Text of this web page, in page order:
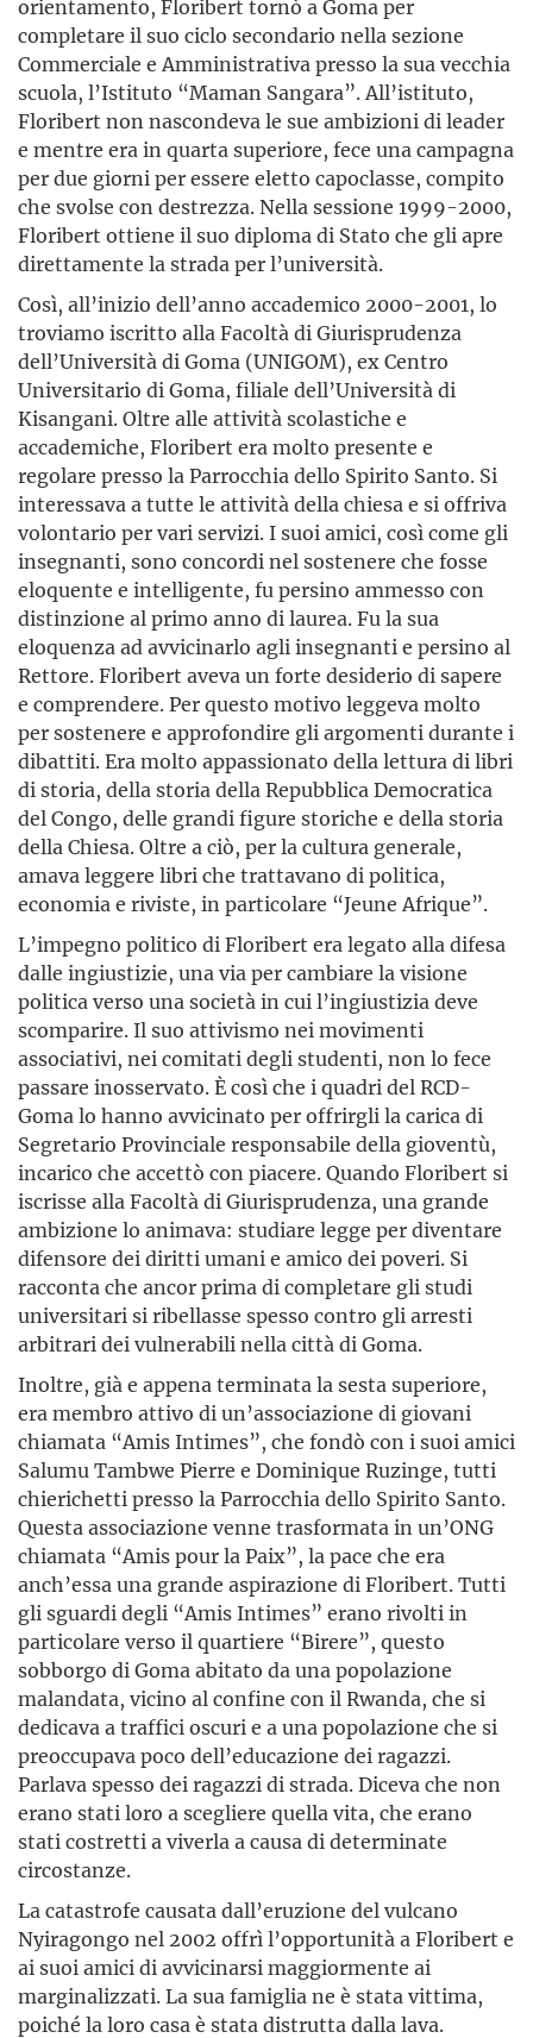
orientamento, Floribert tornò a Goma per
completare il suo ciclo secondario nella sezione
Commerciale e Amministrativa presso la sua vecchia
scuola, l’Istituto “Maman Sangara”. All’istituto,
Floribert non nascondeva le sue ambizioni di leader
e mentre era in quarta superiore, fece una campagna
per due giorni per essere eletto capoclasse, compito
che svolse con destrezza. Nella sessione 1999-2000,
Floribert ottiene il suo diploma di Stato che gli apre
direttamente la strada per l’università.
Così, all’inizio dell’anno accademico 2000-2001, lo
troviamo iscritto alla Facoltà di Giurisprudenza
dell’Università di Goma (UNIGOM), ex Centro
Universitario di Goma, filiale dell’Univer­sità di
Kisangani. Oltre alle attività scolastiche e
accademiche, Floribert era molto presente e
regolare presso la Parrocchia dello Spirito Santo. Si
interessava a tutte le attività della chiesa e si offriva
volontario per vari servizi. I suoi amici, così come gli
insegnanti, sono concordi nel sostenere che fosse
eloquente e intelligente, fu persino ammesso con
distinzione al primo anno di laurea. Fu la sua
eloquenza ad avvicinarlo agli insegnanti e persino al
Rettore. Floribert aveva un forte desiderio di sapere
e comprendere. Per questo motivo leggeva molto
per sostenere e approfondire gli argomenti durante i
dibattiti. Era molto appassionato della lettura di libri
di storia, della storia della Repubblica Democratica
del Congo, delle grandi figure storiche e della storia
della Chiesa. Oltre a ciò, per la cultura generale,
amava leggere libri che trattavano di politica,
economia e riviste, in particolare “Jeune Afrique”.
L’impegno politico di Floribert era legato alla difesa
dalle ingiustizie, una via per cambiare la visione
politica verso una società in cui l’ingiustizia deve
scomparire. Il suo attivismo nei movimenti
associativi, nei comitati degli studenti, non lo fece
passare inosservato. È così che i quadri del RCD-
Goma lo hanno avvicinato per offrirgli la carica di
Segretario Provinciale responsabile della gioventù,
incarico che accettò con piacere. Quando Floribert si
iscrisse alla Facoltà di Giurisprudenza, una grande
ambizione lo animava: studiare legge per diventare
difensore dei diritti umani e amico dei poveri. Si
racconta che ancor prima di completare gli studi
universitari si ribellasse spesso contro gli arresti
arbitrari dei vulnerabili nella città di Goma.
Inoltre, già e appena terminata la sesta superiore,
era membro attivo di un’associazione di giovani
chiamata “Amis Intimes”, che fondò con i suoi amici
Salumu Tambwe Pierre e Dominique Ruzinge, tutti
chierichetti presso la Parrocchia dello Spirito Santo.
Questa associazione venne trasformata in un’ONG
chiamata “Amis pour la Paix”, la pace che era
anch’essa una grande aspirazione di Floribert. Tutti
gli sguardi degli “Amis Intimes” erano rivolti in
particolare verso il quartiere “Birere”, questo
sobborgo di Goma abitato da una popolazione
malandata, vicino al confine con il Rwanda, che si
dedicava a traffici oscuri e a una popolazione che si
preoccupava poco dell’educazione dei ragazzi.
Parlava spesso dei ragazzi di strada. Diceva che non
erano stati loro a scegliere quella vita, che erano
stati costretti a viverla a causa di determinate
circostanze.
La catastrofe causata dall’eruzione del vulcano
Nyiragongo nel 2002 offrì l’opportunità a Floribert e
ai suoi amici di avvicinarsi maggiormente ai
marginalizzati. La sua famiglia ne è stata vittima,
poiché la loro casa è stata distrutta dalla lava.